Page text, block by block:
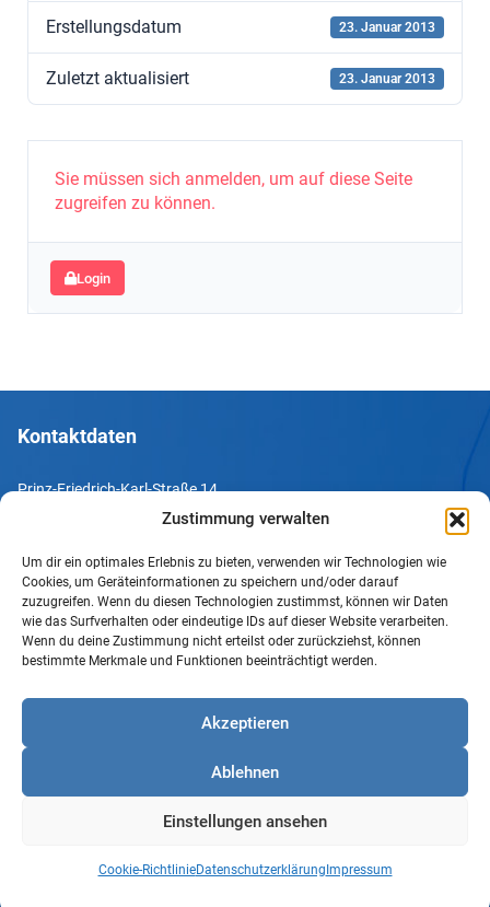
Zustimmung verwalten
Um dir ein optimales Erlebnis zu bieten, verwenden wir Technologien wie
Cookies, um Geräteinformationen zu speichern und/oder darauf
zuzugreifen. Wenn du diesen Technologien zustimmst, können wir Daten
wie das Surfverhalten oder eindeutige IDs auf dieser Website verarbeiten.
Wenn du deine Zustimmung nicht erteilst oder zurückziehst, können
bestimmte Merkmale und Funktionen beeinträchtigt werden.
Akzeptieren
Ablehnen
Einstellungen ansehen
Cookie-RichtlinieDatenschutzerklärung Impressum
Erstellungsdatum 23. Januar 2013
Zuletzt aktualisiert 23. Januar 2013
Sie müssen sich anmelden, um auf diese Seite
zugreifen zu können.
Login
Kontaktdaten
Prinz-Friedrich-Karl-Straße 14
Tel. +49 231 952052-10
Fax +49 231 952052-60
e-Mail info@uv-do.de
Internet www.uv-do.de
Impressum
Cookie-Richtlinie